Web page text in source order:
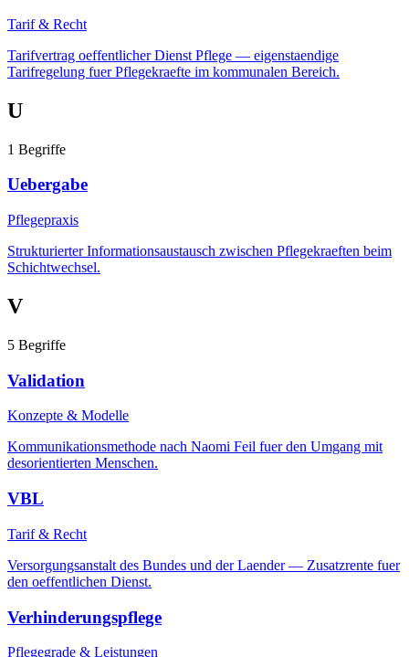
Tarif & Recht
Tarifvertrag oeffentlicher Dienst Pflege — eigenstaendige
Tarifregelung fuer Pflegekraefte im kommunalen Bereich.
U
1 Begriffe
Uebergabe
Pflegepraxis
Strukturierter Informationsaustausch zwischen Pflegekraeften beim
Schichtwechsel.
V
5 Begriffe
Validation
Konzepte & Modelle
Kommunikationsmethode nach Naomi Feil fuer den Umgang mit
desorientierten Menschen.
VBL
Tarif & Recht
Versorgungsanstalt des Bundes und der Laender — Zusatzrente fuer
den oeffentlichen Dienst.
Verhinderungspflege
Pflegegrade & Leistungen